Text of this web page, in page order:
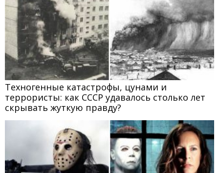
Техногенные катастрофы, цунами и
террористы: как СССР удавалось столько лет
скрывать жуткую правду?